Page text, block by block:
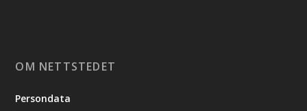
OM NETTSTEDET
Persondata